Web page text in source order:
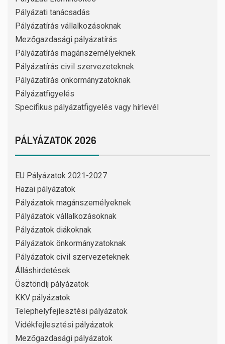
Pályázati tanácsadás
Pályázatírás vállalkozásoknak
Mezőgazdasági pályázatírás
Pályázatírás magánszemélyeknek
Pályázatírás civil szervezeteknek
Pályázatírás önkormányzatoknak
Pályázatfigyelés
Specifikus pályázatfigyelés vagy hírlevél
PÁLYÁZATOK 2026
EU Pályázatok 2021-2027
Hazai pályázatok
Pályázatok magánszemélyeknek
Pályázatok vállalkozásoknak
Pályázatok diákoknak
Pályázatok önkormányzatoknak
Pályázatok civil szervezeteknek
Álláshirdetések
Ösztöndíj pályázatok
KKV pályázatok
Telephelyfejlesztési pályázatok
Vidékfejlesztési pályázatok
Mezőgazdasági pályázatok